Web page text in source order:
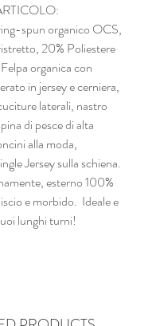
spun organico OCS,
20% Poliestere
organica con
in jersey e cerniera,
laterali, nastro
di pesce di alta
alla moda,
Jersey sulla schiena.
esterno 100%
e morbido. Ideale e
lunghi turni!